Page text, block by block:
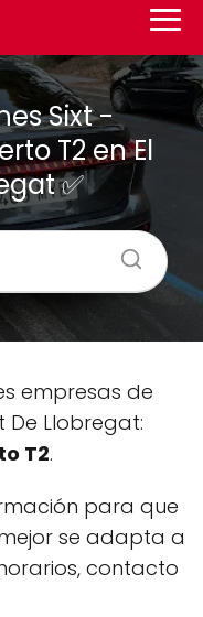
Sixt -
T2 en El
✅
empresas de
De Llobregat:
T2.
para que
se adapta a
contacto